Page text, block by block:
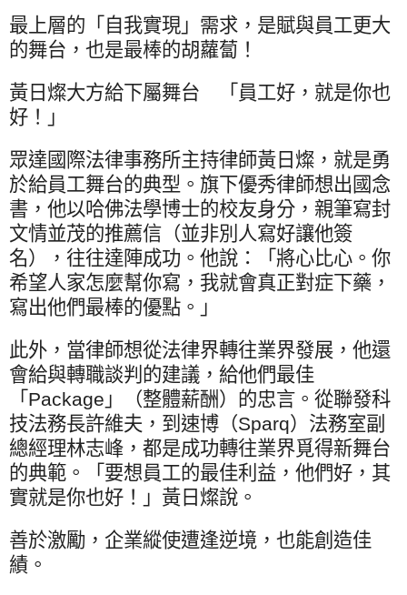
最上層的「自我實現」需求，是賦與員工更大
的舞台，也是最棒的胡蘿蔔！
黃日燦大方給下屬舞台 「員工好，就是你也
好！」
眾達國際法律事務所主持律師黃日燦，就是勇
於給員工舞台的典型。旗下優秀律師想出國念
書，他以哈佛法學博士的校友身分，親筆寫封
文情並茂的推薦信（並非別人寫好讓他簽
名），往往達陣成功。他說：「將心比心。你
希望人家怎麼幫你寫，我就會真正對症下藥，
寫出他們最棒的優點。」
此外，當律師想從法律界轉往業界發展，他還
會給與轉職談判的建議，給他們最佳
「 Package 」（整體薪酬）的忠言。從聯發科
技法務長許維夫，到速博（Sparq）法務室副
總經理林志峰，都是成功轉往業界覓得新舞台
的典範。「要想員工的最佳利益，他們好，其
實就是你也好！」黃日燦說。
善於激勵，企業縱使遭逢逆境，也能創造佳
績。